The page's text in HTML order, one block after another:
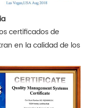
certificados de
en la calidad de los